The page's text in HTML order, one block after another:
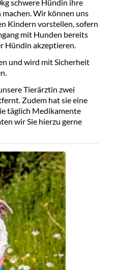
schwere Hündin ihre
Wir können uns
Kindern vorstellen, sofern
mit Hunden bereits
Hündin akzeptieren.
und wird mit Sicherheit
Tierärztin zwei
Zudem hat sie eine
täglich Medikamente
wir Sie hierzu gerne